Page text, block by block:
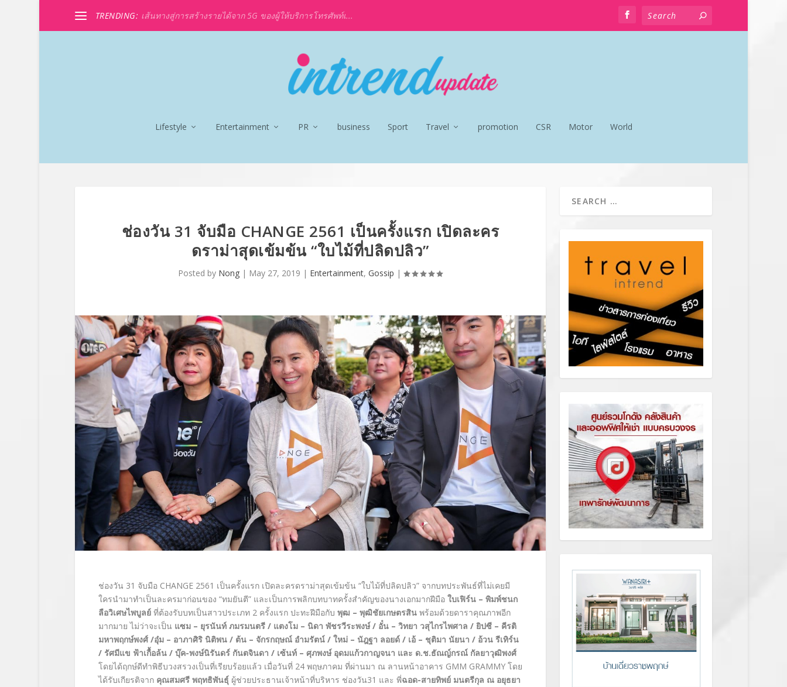
TRENDING: เส้นทางสู่การสร้างรายได้จาก 5G ของผู้ให้บริการโทรศัพท์เ...
Lifestyle Entertainment PR business Sport Travel promotion CSR Motor World
ช่องวัน 31 จับมือ CHANGE 2561 เป็นครั้งแรก เปิดละคร
ดราม่าสุดเข้มข้น “ใบไม้ที่ปลิดปลิว”
Posted by Nong | May 27, 2019 | Entertainment,Gossip |
ช่องวัน 31 จับมือ CHANGE 2561 เป็นครั้งแรก เปิดละครดราม่าสุดเข้มข้น “ใบไม้ที่ปลิดปลิว” จากบทประพันธ์ที่ไม่เคยมี
ใครนำมาทำเป็นละครมาก่อนของ “ทมยันตี” และเป็นการพลิกบทบาทครั้งสำคัญของนางเอกมากฝีมือ ใบเฟิร์น – พิมพ์ชนก
ลือวิเศษไพบูลย์ที่ต้องรับบทเป็นสาวประเภท 2 ครั้งแรก ปะทะฝีมือกับ พุฒ – พุฒิชัยเกษตรสินพร้อมด้วยดาราคุณภาพอีก
มากมาย ไม่ว่าจะเป็น แซม – ยุรนันท์ ภมรมนตรี / แตงโม – นิดา พัชรวีระพงษ์ / อั๋น – วิทยา วสุไกรไพศาล / ยิปซี – คีรติ
มหาพฤกษ์พงศ์ /อุ๋ม – อาภาศิริ นิติพน / ต้น – จักรกฤษณ์ อำมรัตน์ / ใหม่ – นัฎฐา ลอยด์ / เอ้ – ชุติมา นัยนา / อ้วน รีเทิร์น
/ รัศมีแข ฟ้าเกื้อล้น / บุ๊ค-พงษ์นิรันดร์ กันตจินดา / เซ้นท์ – ศุภพงษ์ อุดมแก้วกาญจนา และ ด.ช.ธัณญ์กรณ์ กัลยาวุฒิพงศ์
โดยได้ฤกษ์ดีทำพิธีบวงสรวงเป็นที่เรียบร้อยแล้ว เมื่อวันที่ 24 พฤษภาคม ที่ผ่านมา ณ ลานหน้าอาคาร GMM GRAMMY โดย
ได้รับเกียรติจาก คุณสมศรี พฤทธิพันธุ์ผู้ช่วยประธานเจ้าหน้าที่บริหาร ช่องวัน31 และ พี่ฉอด-สายทิพย์ มนตรีกุล ณ อยุธยา